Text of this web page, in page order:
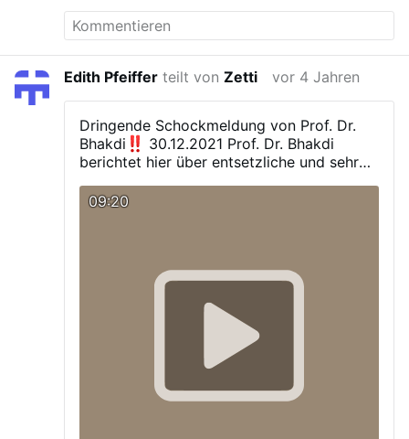
Edith Pfeiffer teilt vonZetti vor 4 Jahren
Dringende Schockmeldung von Prof. Dr.
Bhakdi
30.12.2021 Prof. Dr. Bhakdi
berichtet hier über entsetzliche und sehr
Untersuchungsergebnisse des
Corona-Impfstoffe gründlich untersucht
und ist zu einem furchtbaren Ergebnis
09:20